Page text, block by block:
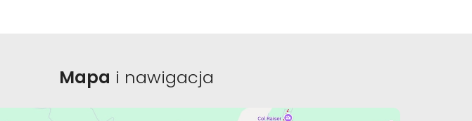
Mapa i nawigacja